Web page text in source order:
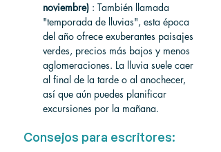
noviembre) : También llamada
"temporada de lluvias", esta época
del año ofrece exuberantes paisajes
verdes, precios más bajos y menos
aglomeraciones. La lluvia suele caer
al final de la tarde o al anochecer,
así que aún puedes planificar
excursiones por la mañana.
Consejos para escritores: